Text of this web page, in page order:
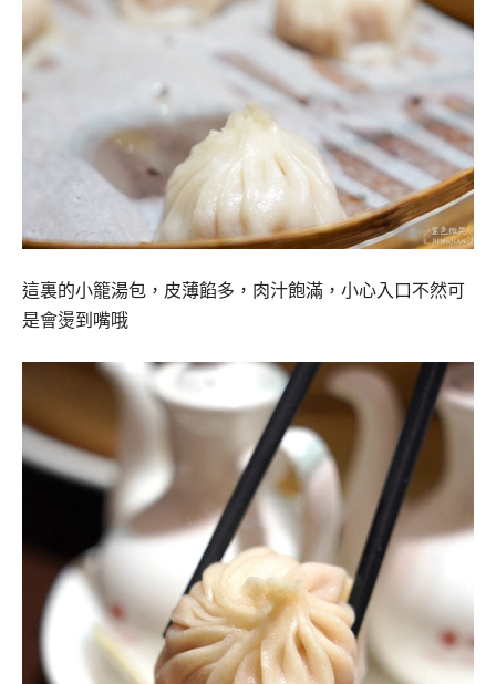
這裏的小籠湯包，皮薄餡多，肉汁飽滿，小心入口不然可
是會燙到嘴哦